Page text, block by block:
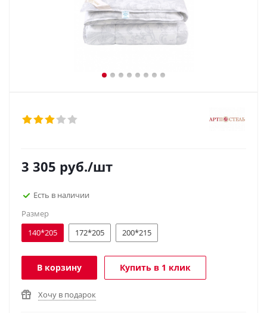
3 305 руб./шт
Есть в наличии
Размер
140*205
172*205 200*215
В корзину Купить в 1 клик
Хочу в подарок